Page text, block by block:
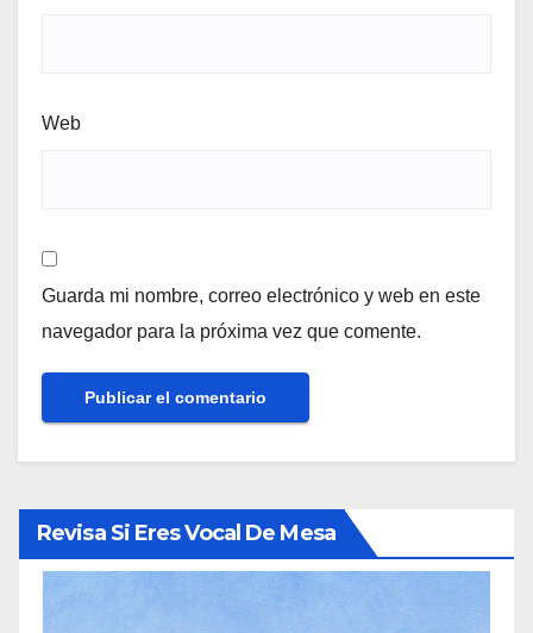
Web
Guarda mi nombre, correo electrónico y web en este
navegador para la próxima vez que comente.
Revisa Si Eres Vocal De Mesa